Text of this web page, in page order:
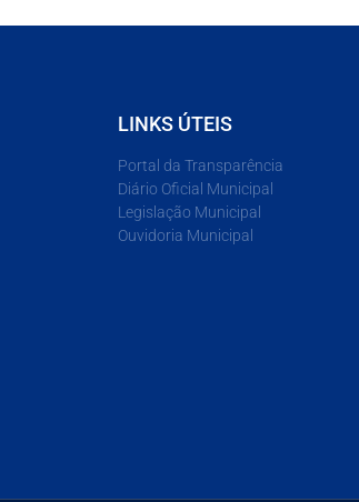
LINKS ÚTEIS
Portal da Transparência
Diário Oficial Municipal
Legislação Municipal
Ouvidoria Municipal